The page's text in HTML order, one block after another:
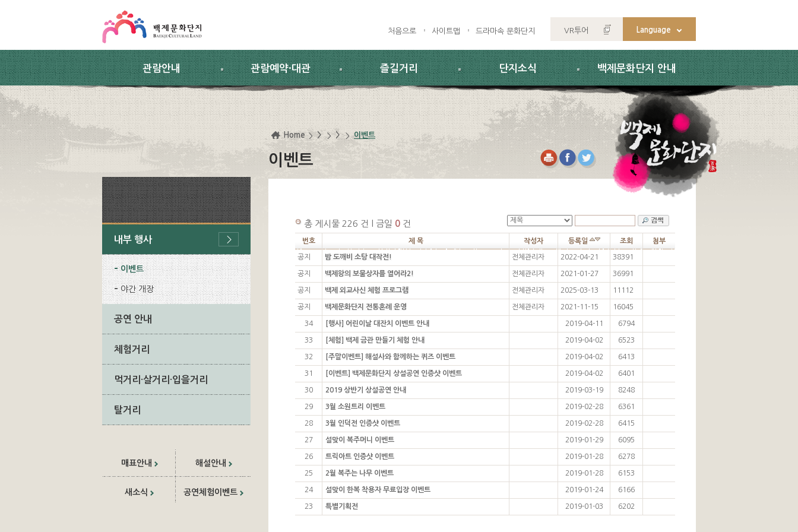
처음으로 사이트맵 드라마속 문화단지 VR투어 Language
관람안내 관람예약·대관 즐길거리 단지소식 백제문화단지 안내
내부 행사
이벤트
야간 개장
공연 안내
체험거리
먹거리·살거리·입을거리
탈거리
매표안내 해설안내
새소식 공연체험이벤트
Home > > 이벤트
이벤트
총 게시물 226 건 l 금일 0 건
번호 제 목 작성자 등록일 조회 첨부
공지 밤 도깨비 소탕 대작전! 전체관리자 2022-04-21 38391
공지 백제왕의 보물상자를 열어라2! 전체관리자 2021-01-27 36991
공지 백제 외교사신 체험 프로그램 전체관리자 2025-03-13 11112
공지 백제문화단지 전통혼례 운영 전체관리자 2021-11-15 16045
34 [행사] 어린이날 대잔치 이벤트 안내 2019-04-11 6794
33 [체험] 백제 금관 만들기 체험 안내 2019-04-02 6523
32 [주말이벤트] 해설사와 함께하는 퀴즈 이벤트 2019-04-02 6413
31 [이벤트] 백제문화단지 상설공연 인증샷 이벤트 2019-04-02 6401
30 2019 상반기 상설공연 안내 2019-03-19 8248
29 3월 소원트리 이벤트 2019-02-28 6361
28 3월 인덕전 인증샷 이벤트 2019-02-28 6415
27 설맞이 복주머니 이벤트 2019-01-29 6095
26 트릭아트 인증샷 이벤트 2019-01-28 6278
25 2월 복주는 나무 이벤트 2019-01-28 6153
24 설맞이 한복 착용자 무료입장 이벤트 2019-01-24 6166
23 특별기획전 2019-01-03 6202